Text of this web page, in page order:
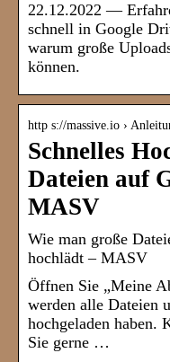
22.12.2022 —
schnell in Google
warum große
können.
http s://massive.io ›
Schnelles
Dateien auf
MASV
Wie man große
hochlädt – MASV
Öffnen Sie „Meine
werden alle Dateien
hochgeladen haben.
Sie gerne …